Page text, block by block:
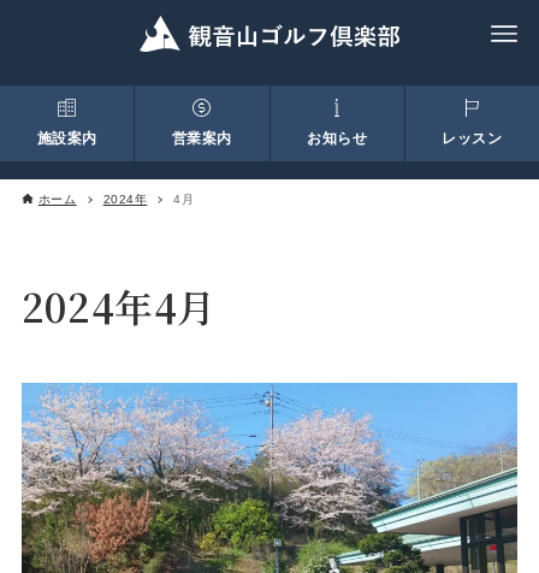
施設案内 営業案内 お知らせ レッスン
ホーム 2024年 4月
2024年4月